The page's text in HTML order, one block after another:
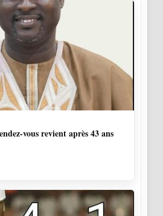
vous revient après 43 ans